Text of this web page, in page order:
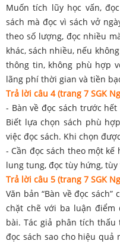
Muốn tích lũy học vấn,
sách mà đọc vì sách vở
theo số lượng, đọc nhiều
khác, sách nhiều, nếu
thông tin, không phù hợp
lãng phí thời gian và tiền
Trả lời câu 4 (trang 7 SGK
- Bàn về đọc sách trước
Biết lựa chọn sách phù
việc đọc sách. Khi chọn
- Cần đọc sách theo một
lung tung, đọc tùy hứng, tùy
Trả lời câu 5 (trang 7 SGK
Văn bản “Bàn về đọc
chặt chẽ với ba luận
bài. Tác giả phân tích thấu
đọc sách sao cho hiệu quả